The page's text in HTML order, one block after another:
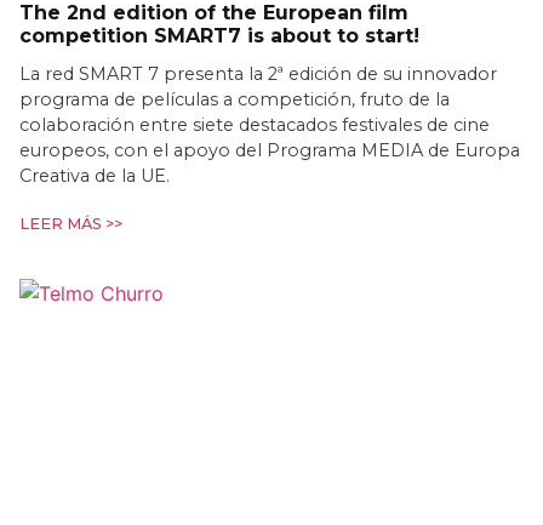
The 2nd edition of the European film
competition SMART7 is about to start!
La red SMART 7 presenta la 2ª edición de su innovador
programa de películas a competición, fruto de la
colaboración entre siete destacados festivales de cine
europeos, con el apoyo del Programa MEDIA de Europa
Creativa de la UE.
LEER MÁS >>